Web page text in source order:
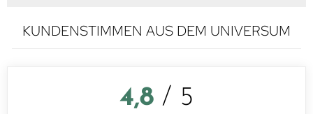
KUNDENSTIMMEN AUS DEM UNIVERSUM
4,8 / 5